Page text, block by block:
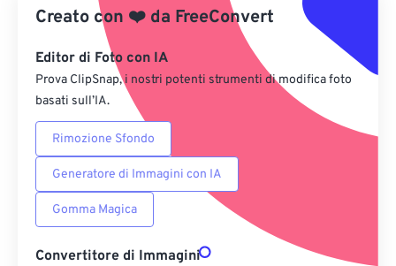
Salva come predefinito
Creato con ❤️ da FreeConvert
Editor di Foto con IA
Prova ClipSnap, i nostri potenti strumenti di modifica foto
basati sull’IA.
Rimozione Sfondo
Generatore di Immagini con IA
Gomma Magica
Convertitore di Immagini